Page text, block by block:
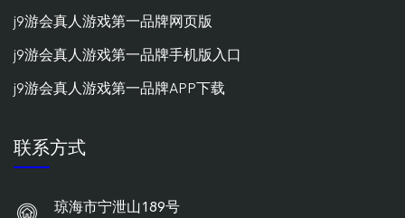
j9游会真人游戏第一品牌网页版
j9游会真人游戏第一品牌手机版入口
j9游会真人游戏第一品牌APP下载
联系方式
琼海市宁泄山189号